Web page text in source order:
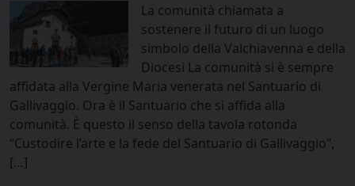
La comunità chiamata a
sostenere il futuro di un luogo
simbolo della Valchiavenna e della
Diocesi La comunità si è sempre
affidata alla Vergine Maria venerata nel Santuario di
Gallivaggio. Ora è il Santuario che si affida alla
comunità. È questo il senso della tavola rotonda
“Custodire l’arte e la fede del Santuario di Gallivaggio”,
[…]